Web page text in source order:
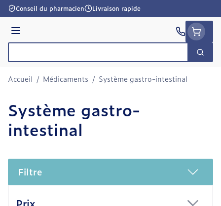
Aller au contenu
Conseil du pharmacien Livraison rapide
Menu
Accueil / Médicaments / Système gastro-intestinal
Système gastro-
intestinal
Filtre
Prix